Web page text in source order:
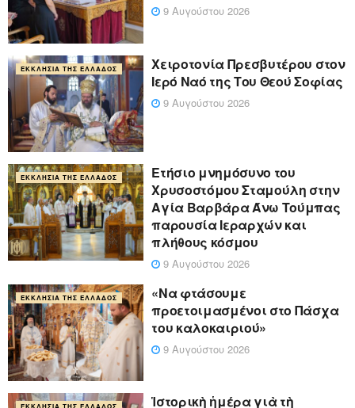
9 Αυγούστου 2026
ΕΚΚΛΗΣΊΑ ΤΗΣ ΕΛΛΆΔΟΣ
Χειροτονία Πρεσβυτέρου στον
Ιερό Ναό της Του Θεού Σοφίας
9 Αυγούστου 2026
ΕΚΚΛΗΣΊΑ ΤΗΣ ΕΛΛΆΔΟΣ
Ετήσιο μνημόσυνο του
Χρυσοστόμου Σταμούλη στην
Αγία Βαρβάρα Άνω Τούμπας
παρουσία Ιεραρχών και
πλήθους κόσμου
9 Αυγούστου 2026
ΕΚΚΛΗΣΊΑ ΤΗΣ ΕΛΛΆΔΟΣ
«Να φτάσουμε
προετοιμασμένοι στο Πάσχα
του καλοκαιριού»
9 Αυγούστου 2026
Ἱστορικὴ ἡμέρα γιὰ τὴ